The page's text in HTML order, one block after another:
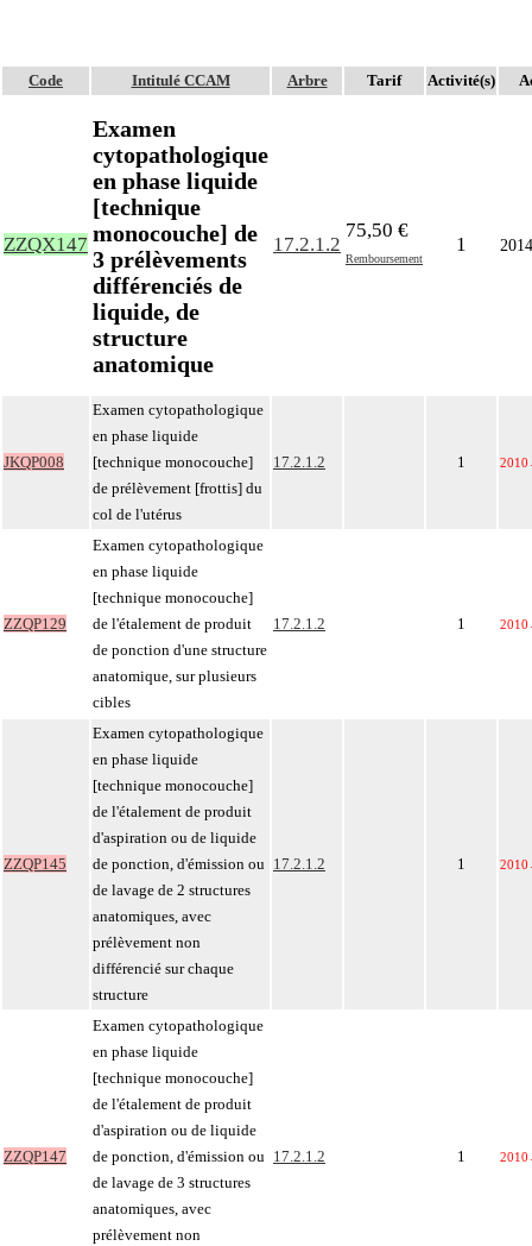
Code Intitulé CCAM Arbre Tarif Activité(s)
ZZQX147
Examen
cytopathologique
en phase liquide
[technique
monocouche] de
3 prélèvements
différenciés de
liquide, de
structure
anatomique
17.2.1.2
75,50 €
Remboursement
1 2014
JKQP008
Examen cytopathologique
en phase liquide
[technique monocouche]
de prélèvement [frottis] du
col de l'utérus
17.2.1.2 1 2010
ZZQP129
Examen cytopathologique
en phase liquide
[technique monocouche]
de l'étalement de produit
de ponction d'une structure
anatomique, sur plusieurs
cibles
17.2.1.2 1 2010
ZZQP145
Examen cytopathologique
en phase liquide
[technique monocouche]
de l'étalement de produit
d'aspiration ou de liquide
de ponction, d'émission ou
de lavage de 2 structures
anatomiques, avec
prélèvement non
différencié sur chaque
structure
17.2.1.2 1 2010
ZZQP147
Examen cytopathologique
en phase liquide
[technique monocouche]
de l'étalement de produit
d'aspiration ou de liquide
de ponction, d'émission ou
de lavage de 3 structures
anatomiques, avec
prélèvement non
17.2.1.2 1 2010